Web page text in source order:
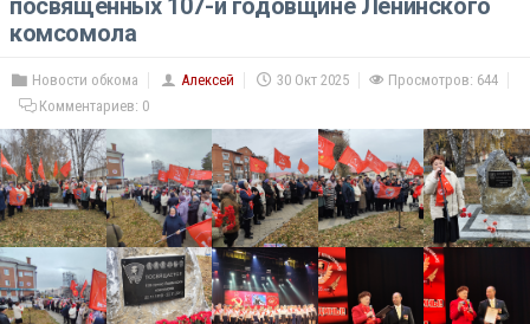
посвящённых 107-й годовщине Ленинского
комсомола
Новости обкома Алексей 30 Окт 2025
Просмотров: 644
Комментариев: 0